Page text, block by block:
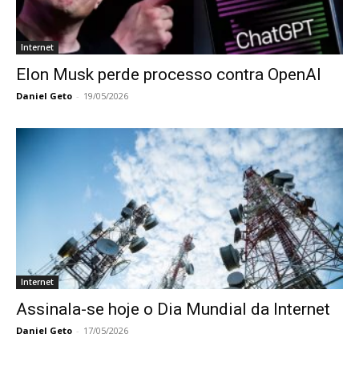
Internet
Elon Musk perde processo contra OpenAI
Daniel Geto - 19/05/2026
Internet
Assinala-se hoje o Dia Mundial da Internet
Daniel Geto - 17/05/2026